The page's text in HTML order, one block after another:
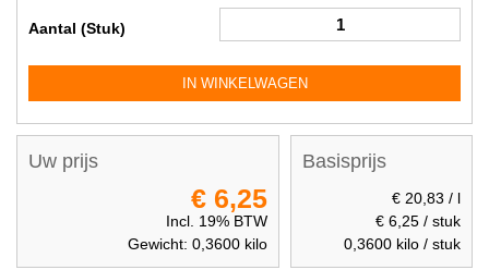
Aantal (Stuk)
IN WINKELWAGEN
Basisprijs
€ 20,83 / l
€ 6,25/ stuk
0,3600 kilo / stuk
Uw prijs
€ 6,25
Incl. 19% BTW
Gewicht: 0,3600kilo